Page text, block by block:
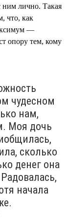
ним лично. Такая
что, как
—
опору тем, кому
чудесном
нам,
Моя дочь
сколько
денег она
начала